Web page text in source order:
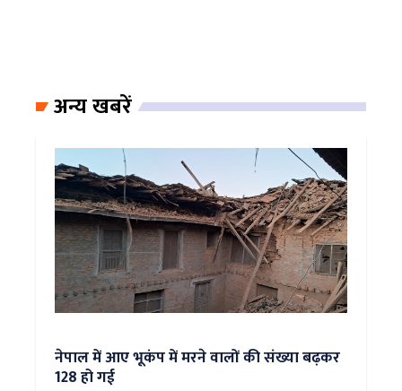
अन्य खबरें
नेपाल में आए भूकंप में मरने वालों की संख्या बढ़कर
128 हो गई